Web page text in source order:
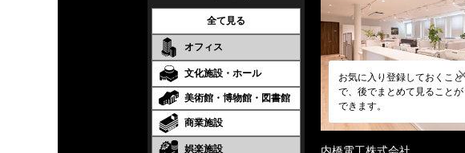
全て見る
オフィス
文化施設・ホール
美術館・博物館・図書館
商業施設
娯楽施設
お気に入り登録しておくこと
で、後でまとめて見ることが
できます。